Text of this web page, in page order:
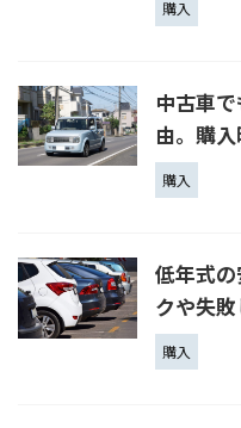
購入
中古車
由。購
購入
低年式
クや失
購入